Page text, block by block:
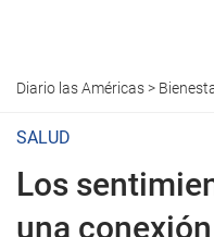
Diario las Américas>
SALUD
Los
una